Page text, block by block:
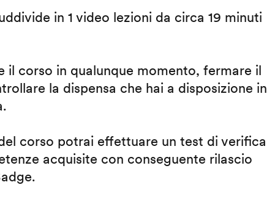
in 1 video lezioni da circa 19 minuti
il corso in qualunque momento, fermare il
la dispensa che hai a disposizione in
corso potrai effettuare un test di verifica
acquisite con conseguente rilascio